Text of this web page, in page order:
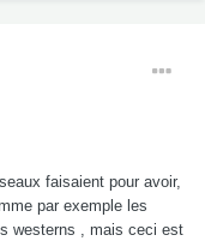
faisaient pour avoir,
par exemple les
westerns , mais ceci est